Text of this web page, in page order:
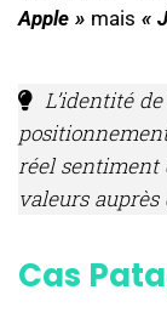
Apple » mais «
L’identité
réel sentiment
valeurs auprès
Cas